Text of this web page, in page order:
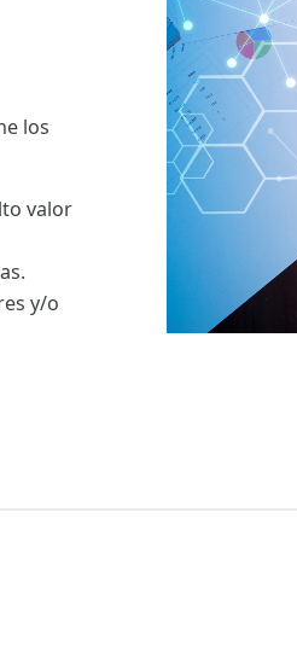
los
valor
y/o